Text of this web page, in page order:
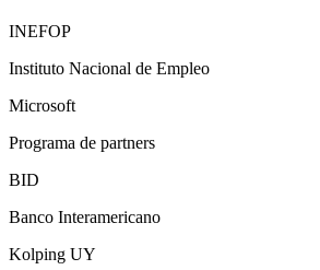
INEFOP
Instituto Nacional de Empleo
Microsoft
Programa de partners
BID
Banco Interamericano
Kolping UY